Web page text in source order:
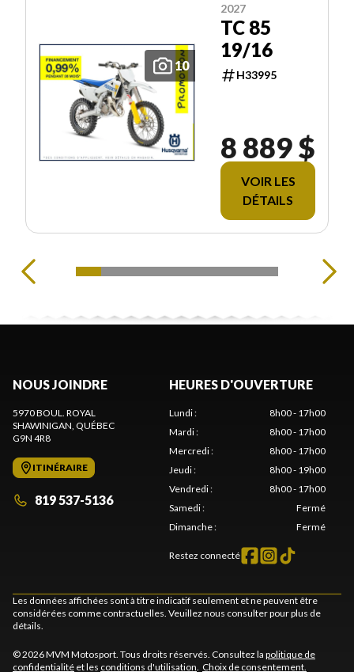
10
2027
TC 85
19/16
H33995
8 889 $
VOIR LES
DÉTAILS
NOUS JOINDRE
5970 BOUL. ROYAL
SHAWINIGAN , QUÉBEC
G9N 4R8
ITINÉRAIRE
819 537-5136
HEURES D'OUVERTURE
Lundi:
8h00 - 17h00
Mardi:
8h00 - 17h00
Mercredi:
8h00 - 17h00
Jeudi:
8h00 - 19h00
Vendredi:
8h00 - 17h00
Samedi:
Fermé
Dimanche: Fermé
Restez connecté
Les données affichées sont à titre indicatif seulement et ne peuvent être
considérées comme contractuelles. Veuillez nous consulter pour plus de
détails.
© 2026 MVM Motosport. Tous droits réservés. Consultez la politique de
confidentialité et les conditions d'utilisation Choix de consentement.